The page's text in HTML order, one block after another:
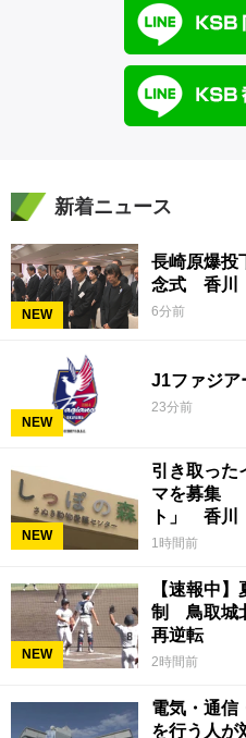
新着ニュース
NEW
長崎原爆
念式 香川
6分前
NEW
J1ファジ
23分前
NEW
引き取った
マを募集
ト」 香川
1時間前
NEW
【速報中
制 鳥取城
再逆転
2時間前
電気・通信
を行う人